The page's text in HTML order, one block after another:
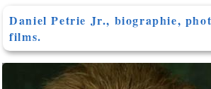
Daniel Petrie Jr., biographie,
films.